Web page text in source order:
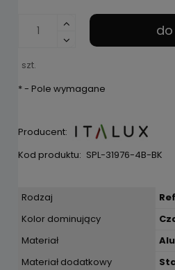
szt.
*- Pole wymagane
Producent:
Kod produktu: SPL-31976-4B-BK
Rodzaj
Kolor dominujący
Materiał
Materiał dodatkowy